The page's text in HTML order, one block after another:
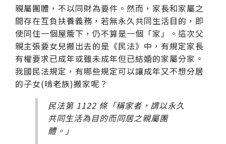
親屬團體，不以同財為要件。然而，家長和家屬之
間存在互負扶養義務，若無永久共同生活目的，即
使同住一個屋簷下，仍不算是一個「家」。這次父
親主張要女兒搬出去的是《民法》中，有規定家長
有權要求已成年或雖未成年但已結婚的家屬分家。
我國民法規定，有哪些規定可以讓成年又不想分居
的子女(啃老族)搬家呢？
民法第 1122 條「稱家者，謂以永久
共同生活為目的而同居之親屬團
體。」